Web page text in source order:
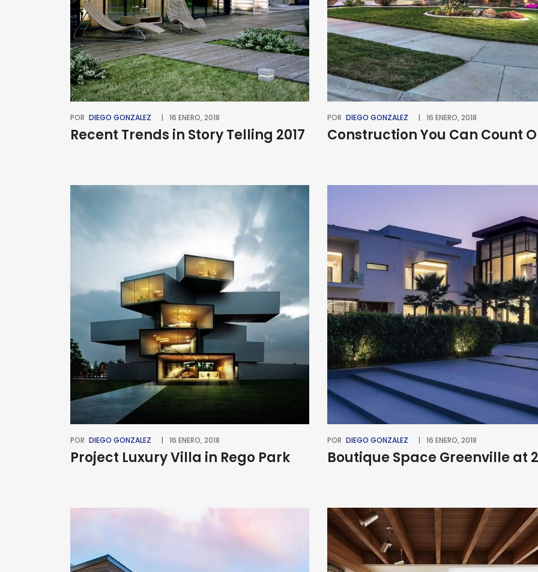
POR DIEGO GONZALEZ 16 ENERO, 2018
Recent Trends in Story Telling 2017
POR DIEGO GONZALEZ 16 ENERO, 2018
Construction You Can Count
POR DIEGO GONZALEZ 16 ENERO, 2018
Project Luxury Villa in Rego Park
POR DIEGO GONZALEZ 16 ENERO, 2018
Boutique Space Greenville at